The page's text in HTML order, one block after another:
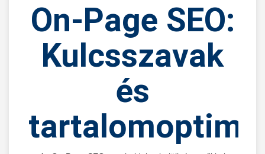
On-Page SEO:
Kulcsszavak
és